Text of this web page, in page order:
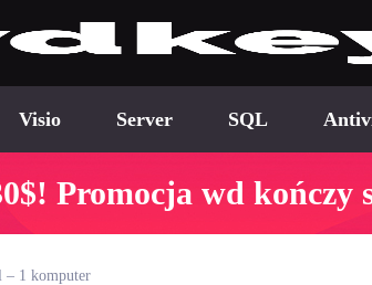
Visio Server SQL
Promocja wd kończy
– 1 komputer